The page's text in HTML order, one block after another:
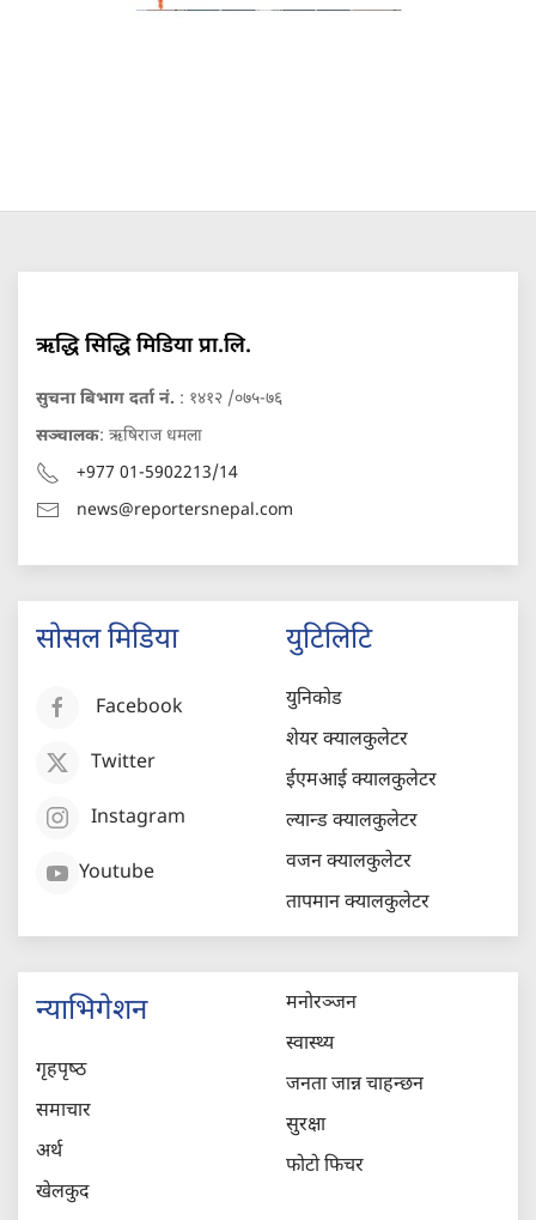
ऋद्धि सिद्धि मिडिया प्रा.लि.
सुचना बिभाग दर्ता नं. : १४१२ /०७५-७६
सञ्चालक: ऋषिराज धमला
+977 01-5902213/14
news@reportersnepal.com
सोसल मिडिया
Facebook
Twitter
Instagram
Youtube
युटिलिटि
युनिकोड
शेयर क्यालकुलेटर
ईएमआई क्यालकुलेटर
ल्यान्ड क्यालकुलेटर
वजन क्यालकुलेटर
तापमान क्यालकुलेटर
न्याभिगेशन
गृहपृष्‍ठ
समाचार
अर्थ
खेलकुद
मनोरञ्जन
स्वास्थ्य
जनता जान्न चाहन्छन
सुरक्षा
फोटो फिचर